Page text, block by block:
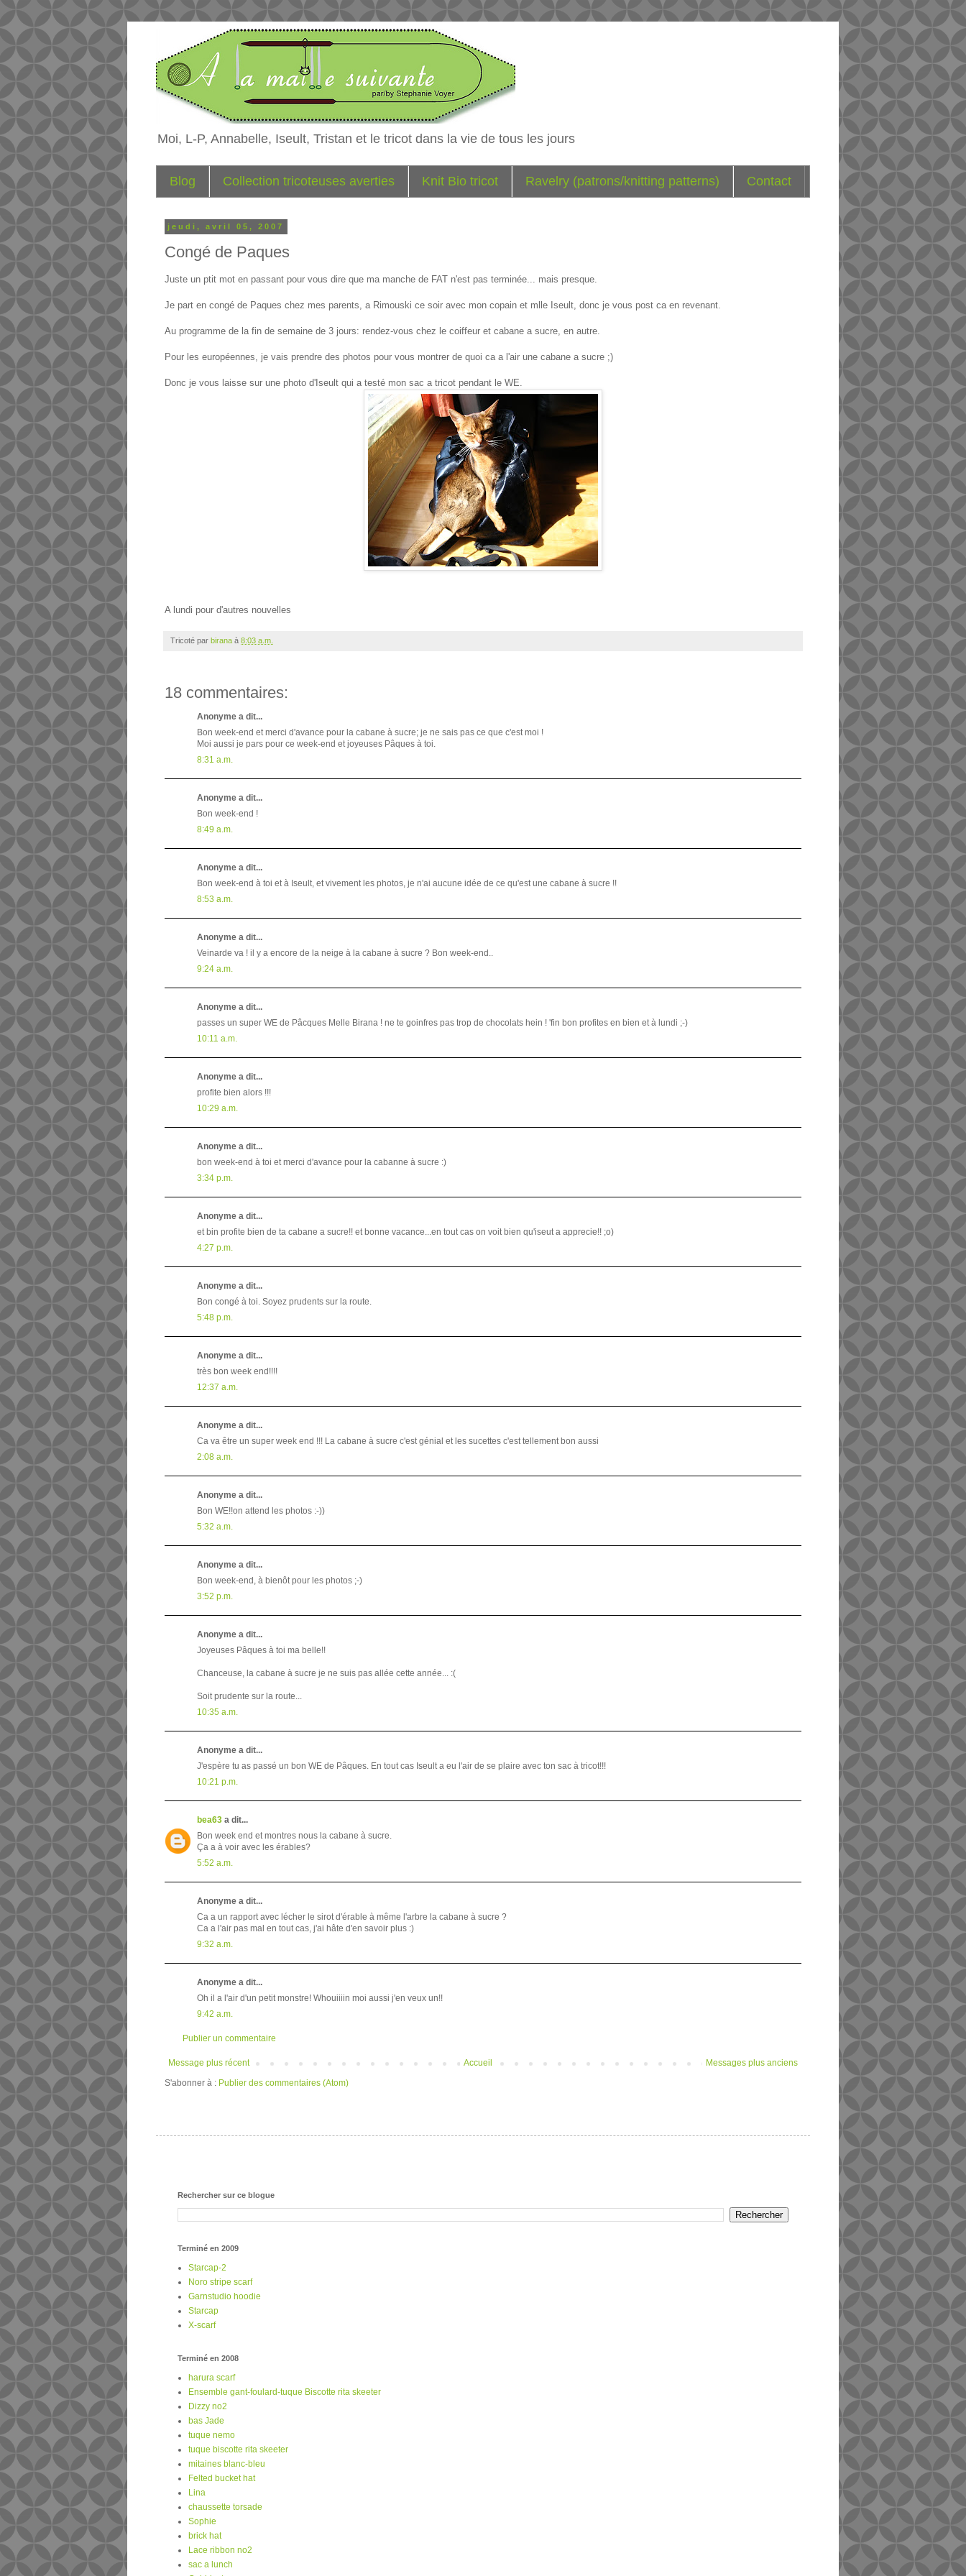
Moi, L-P, Annabelle, Iseult, Tristan et le tricot dans la vie de tous les jours
Blog Collection tricoteuses averties Knit Bio tricot Ravelry (patrons/knitting patterns) Contact
jeudi, avril 05, 2007
Congé de Paques
Juste un ptit mot en passant pour vous dire que ma manche de FAT n'est pas terminée... mais presque.
Je part en congé de Paques chez mes parents, a Rimouski ce soir avec mon copain et mlle Iseult, donc je vous post ca en revenant.
Au programme de la fin de semaine de 3 jours: rendez-vous chez le coiffeur et cabane a sucre, en autre.
Pour les européennes, je vais prendre des photos pour vous montrer de quoi ca a l'air une cabane a sucre ;)
Donc je vous laisse sur une photo d'Iseult qui a testé mon sac a tricot pendant le WE.
A lundi pour d'autres nouvelles
Tricoté par birana à 8:03 a.m.
18 commentaires:
Anonyme a dit...
Bon week-end et merci d'avance pour la cabane à sucre; je ne sais pas ce que c'est moi !
Moi aussi je pars pour ce week-end et joyeuses Pâques à toi.
8:31 a.m.
Anonyme a dit...
Bon week-end !
8:49 a.m.
Anonyme a dit...
Bon week-end à toi et à Iseult, et vivement les photos, je n'ai aucune idée de ce qu'est une cabane à sucre !!
8:53 a.m.
Anonyme a dit...
Veinarde va ! il y a encore de la neige à la cabane à sucre ? Bon week-end..
9:24 a.m.
Anonyme a dit...
passes un super WE de Pâcques Melle Birana ! ne te goinfres pas trop de chocolats hein ! 'fin bon profites en bien et à lundi ;-)
10:11 a.m.
Anonyme a dit...
profite bien alors !!!
10:29 a.m.
Anonyme a dit...
bon week-end à toi et merci d'avance pour la cabanne à sucre :)
3:34 p.m.
Anonyme a dit...
et bin profite bien de ta cabane a sucre!! et bonne vacance...en tout cas on voit bien qu'iseut a apprecie!! ;o)
4:27 p.m.
Anonyme a dit...
Bon congé à toi. Soyez prudents sur la route.
5:48 p.m.
Anonyme a dit...
très bon week end!!!!
12:37 a.m.
Anonyme a dit...
Ca va être un super week end !!! La cabane à sucre c'est génial et les sucettes c'est tellement bon aussi
2:08 a.m.
Anonyme a dit...
Bon WE!!on attend les photos :-))
5:32 a.m.
Anonyme a dit...
Bon week-end, à bienôt pour les photos ;-)
3:52 p.m.
Anonyme a dit...
Joyeuses Pâques à toi ma belle!!
Chanceuse, la cabane à sucre je ne suis pas allée cette année... :(
Soit prudente sur la route...
10:35 a.m.
Anonyme a dit...
J'espère tu as passé un bon WE de Pâques. En tout cas Iseult a eu l'air de se plaire avec ton sac à tricot!!!
10:21 p.m.
bea63 a dit...
Bon week end et montres nous la cabane à sucre.
Ça a à voir avec les érables?
5:52 a.m.
Anonyme a dit...
Ca a un rapport avec lécher le sirot d'érable à même l'arbre la cabane à sucre ?
Ca a l'air pas mal en tout cas, j'ai hâte d'en savoir plus :)
9:32 a.m.
Anonyme a dit...
Oh il a l'air d'un petit monstre! Whouiiiin moi aussi j'en veux un!!
9:42 a.m.
Publier un commentaire
Message plus récent Messages plus anciens
Accueil
S'abonner à : Publier des commentaires (Atom)
Rechercher sur ce blogue
Terminé en 2009
Starcap-2
Noro stripe scarf
Garnstudio hoodie
Starcap
X-scarf
Terminé en 2008
harura scarf
Ensemble gant-foulard-tuque Biscotte rita skeeter
Dizzy no2
bas Jade
tuque nemo
tuque biscotte rita skeeter
mitaines blanc-bleu
Felted bucket hat
Lina
chaussette torsade
Sophie
brick hat
Lace ribbon no2
sac a lunch